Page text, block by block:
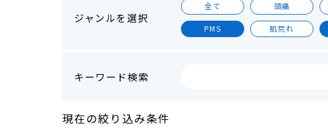
ジャンルを選択
全て 頭痛
PMS 肌荒れ
キーワード検索
現在の絞り込み条件